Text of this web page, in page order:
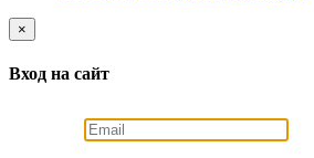
×
Вход на сайт